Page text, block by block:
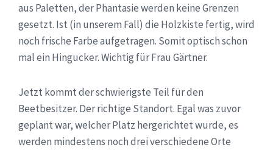
aus Paletten, der Phantasie werden keine Grenzen
gesetzt. Ist (in unserem Fall) die Holzkiste fertig, wird
noch frische Farbe aufgetragen. Somit optisch schon
mal ein Hingucker. Wichtig für Frau Gärtner.
Jetzt kommt der schwierigste Teil für den
Beetbesitzer. Der richtige Standort. Egal was zuvor
geplant war, welcher Platz hergerichtet wurde, es
werden mindestens noch drei verschiedene Orte